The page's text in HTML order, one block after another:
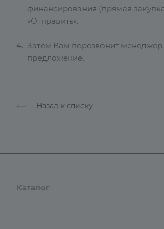
финансирования (прямая
«Отправить».
Затем Вам перезвонит
предложение.
Назад к списку
Каталог